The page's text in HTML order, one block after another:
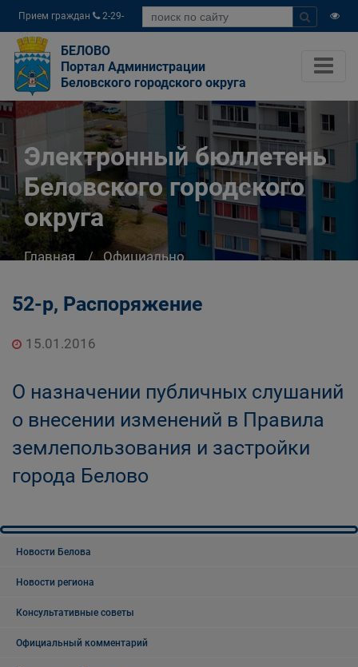
Прием граждан
2-29-
04
БЕЛОВО
Портал Администрации
Беловского городского округа
Электронный бюллетень
Беловского городского
округа
Главная
Официально
городского округа
52-р, Распоряжение
15.01.2016
О назначении публичных слушаний
о внесении изменений в Правила
землепользования и застройки
города Белово
Новости Белова
Новости региона
Консультативные советы
Официальный комментарий